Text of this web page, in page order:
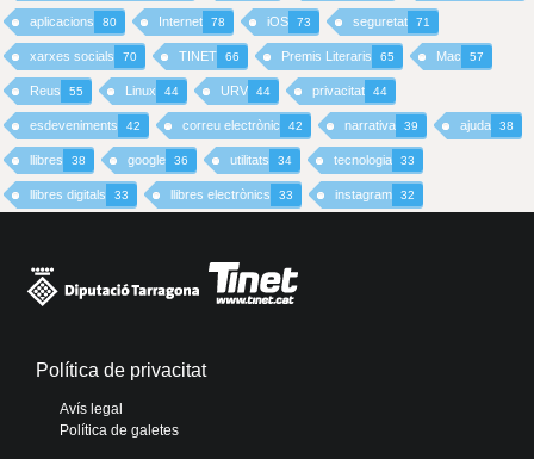
aplicacions 80 Internet 78 iOS 73 seguretat 71
xarxes socials 70 TINET 66 Premis Literaris 65 Mac 57
Reus 55 Linux 44 URV 44 privacitat 44
esdeveniments 42 correu electrònic 42 narrativa 39 ajuda 38
llibres 38 google 36 utilitats 34 tecnologia 33
llibres digitals 33 llibres electrònics 33 instagram 32
Política de privacitat
Avís legal
Política de galetes